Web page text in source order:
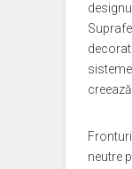
neutre